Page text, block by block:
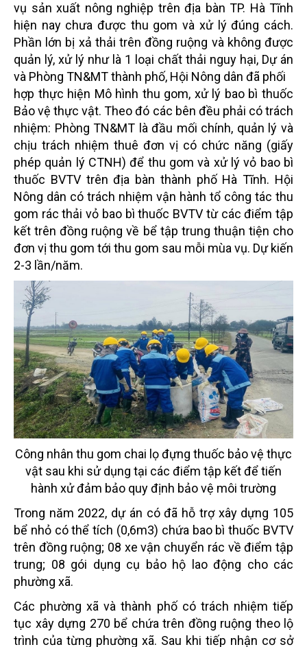
vụ sản xuất nông nghiệp trên địa bàn TP. Hà Tĩnh
hiện nay chưa được thu gom và xử lý đúng cách.
Phần lớn bị xả thải trên đồng ruộng và không được
quản lý, xử lý như là 1 loại chất thải nguy hại, Dự án
và Phòng TN&MT thành phố, Hội Nông dân đã phối
hợp thực hiện Mô hình thu gom, xử lý bao bì thuốc
Bảo vệ thực vật. Theo đó các bên đều phải có trách
nhiệm: Phòng TN&MT là đầu mối chính, quản lý và
chịu trách nhiệm thuê đơn vị có chức năng (giấy
phép quản lý CTNH) để thu gom và xử lý vỏ bao bì
thuốc BVTV trên địa bàn thành phố Hà Tĩnh. Hội
Nông dân có trách nhiệm vận hành tổ công tác thu
gom rác thải vỏ bao bì thuốc BVTV từ cácđiểm tập
kết trên đồng ruộng về bể tập trung thuận tiện cho
đơn vị thu gom tới thu gom sau mỗi mùa vụ. Dự kiến
2-3 lần/năm.
Công nhân thu gom chai lọ đựng thuốc bảo vệ thực
vật sau khi sử dụng tại các điểm tập kết để tiến
hành xử đảm bảo quy định bảo vệ môi trường
Trong năm 2022, dự án có đã hỗ trợ xây dựng 105
bể nhỏ có thể tích (0,6m3) chứa bao bì thuốc BVTV
trên đồng ruộng; 08 xe vận chuyển rác về điểm tập
trung; 08 gói dụng cụ bảo hộ lao động cho các
phường xã.
Các phường xã và thành phố có trách nhiệm tiếp
tục xây dựng 270 bể chứa trên đồng ruộng theo lộ
trình của từng phường xã. Sau khi tiếp nhận cơ sở